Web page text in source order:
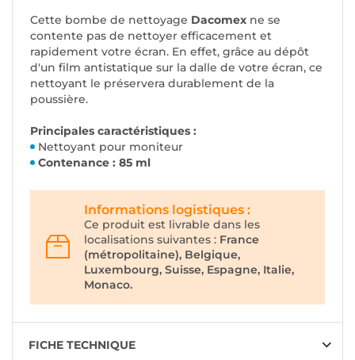
Cette bombe de nettoyage Dacomex ne se
contente pas de nettoyer efficacement et
rapidement votre écran. En effet, grâce au dépôt
d'un film antistatique sur la dalle de votre écran, ce
nettoyant le préservera durablement de la
poussière.
Principales caractéristiques :
Nettoyant pour moniteur
Contenance : 85 ml
Informations logistiques :
Ce produit est livrable dans les
localisations suivantes : France
(métropolitaine), Belgique,
Luxembourg, Suisse, Espagne, Italie,
Monaco.
FICHE TECHNIQUE